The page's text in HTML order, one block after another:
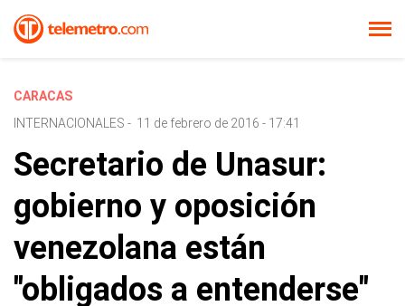
CARACAS
INTERNACIONALES - 11 de febrero de 2016 - 17:41
Secretario de Unasur:
gobierno y oposición
venezolana están
"obligados a entenderse"